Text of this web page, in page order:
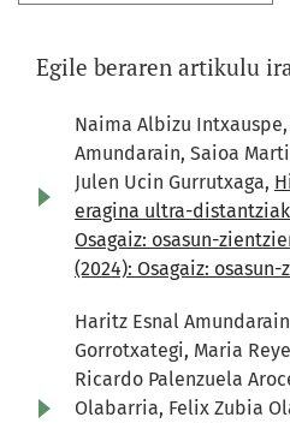
Egile beraren artikulu
Naima Albizu
Amundarain, Saioa
Julen Ucin Gurrutxaga,
eragina ultra-
Osagaiz: osasun-
(2024): Osagaiz:
Haritz Esnal
Gorrotxategi, Maria
Ricardo Palenzuela
Olabarria, Felix Zubia